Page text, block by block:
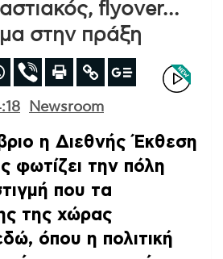
flyover…
στην πράξη
Newsroom
η Διεθνής Έκθεση
φωτίζει την πόλη
που τα
της χώρας
όπου η πολιτική